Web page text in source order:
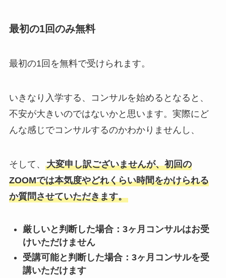
最初の1回のみ無料
最初の1回を無料で受けられます。
いきなり入学する、コンサルを始めるとなると、
不安が大きいのではないかと思います。実際にど
んな感じでコンサルするのかわかりませんし、
そして、 大変申し訳ございませんが、初回の
ZOOMでは本気度やどれくらい時間をかけられる
か質問させていただきます。
厳しいと判断した場合：3ヶ月コンサルはお受
けいただけません
受講可能と判断した場合：3ヶ月コンサルを受
講いただけます